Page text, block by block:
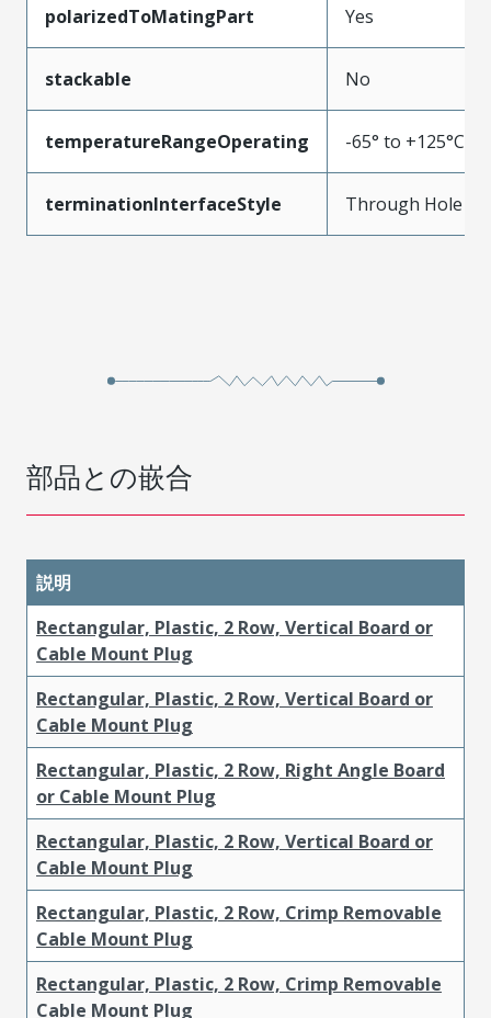
polarizedToMatingPart Yes
stackable No
temperatureRangeOperating -65° to +125°C
terminationInterfaceStyle Through Hole
部品との嵌合
説明
Rectangular, Plastic, 2 Row, Vertical Board or
Cable Mount Plug
Rectangular, Plastic, 2 Row, Vertical Board or
Cable Mount Plug
Rectangular, Plastic, 2 Row, Right Angle Board
or Cable Mount Plug
Rectangular, Plastic, 2 Row, Vertical Board or
Cable Mount Plug
Rectangular, Plastic, 2 Row, Crimp Removable
Cable Mount Plug
Rectangular, Plastic, 2 Row, Crimp Removable
Cable Mount Plug